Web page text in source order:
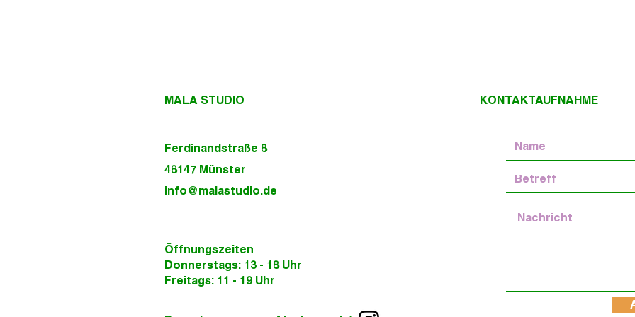
MALA STUDIO KONTAKTAUFNAHME
Ferdinandstraße 8
48147 Münster
info@malastudio.de
Öffnungszeiten
Donnerstags: 13 - 18 Uhr
Freitags: 11 - 19 Uhr